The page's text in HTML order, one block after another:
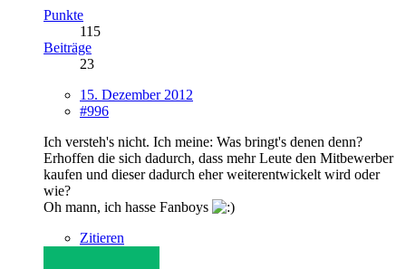
Punkte
115
Beiträge
23
15. Dezember 2012
#996
Ich versteh's nicht. Ich meine: Was bringt's denen denn?
Erhoffen die sich dadurch, dass mehr Leute den Mitbewerber
kaufen und dieser dadurch eher weiterentwickelt wird oder
wie?
Oh mann, ich hasse Fanboys
Zitieren